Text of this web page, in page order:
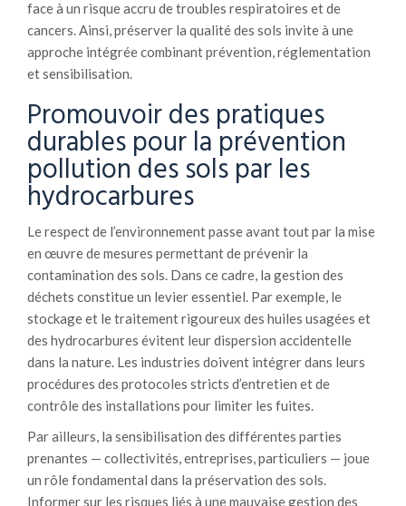
face à un risque accru de troubles respiratoires et de
cancers. Ainsi, préserver la qualité des sols invite à une
approche intégrée combinant prévention, réglementation
et sensibilisation.
Promouvoir des pratiques
durables pour la prévention
pollution des sols par les
hydrocarbures
Le respect de l’environnement passe avant tout par la mise
en œuvre de mesures permettant de prévenir la
contamination des sols. Dans ce cadre, la gestion des
déchets constitue un levier essentiel. Par exemple, le
stockage et le traitement rigoureux des huiles usagées et
des hydrocarbures évitent leur dispersion accidentelle
dans la nature. Les industries doivent intégrer dans leurs
procédures des protocoles stricts d’entretien et de
contrôle des installations pour limiter les fuites.
Par ailleurs, la sensibilisation des différentes parties
prenantes — collectivités, entreprises, particuliers — joue
un rôle fondamental dans la préservation des sols.
Informer sur les risques liés à une mauvaise gestion des